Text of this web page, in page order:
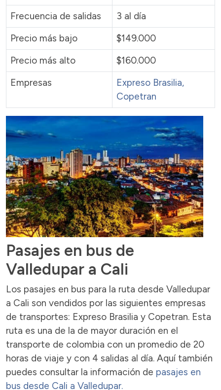
Frecuencia de salidas
3 al día
Precio más bajo
$149.000
Precio más alto
$160.000
Empresas
Expreso Brasilia,
Copetran
Pasajes en bus de
Valledupar a Cali
Los pasajes en bus para la ruta desde Valledupar
a Cali son vendidos por las siguientes empresas
de transportes: Expreso Brasilia y Copetran. Esta
ruta es una de la de mayor duración en el
transporte de colombia con un promedio de 20
horas de viaje y con 4 salidas al día. Aquí también
puedes consultar la información de pasajes en
bus desde Cali a Valledupar.